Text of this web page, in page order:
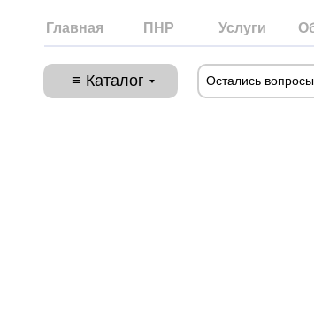
ПНР
Главная Услуги
≡ Каталог Остались